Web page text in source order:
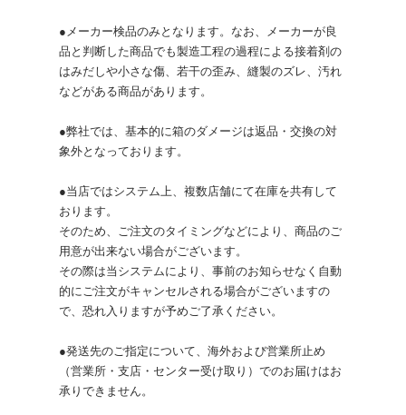
●メーカー検品のみとなります。なお、メーカーが良
品と判断した商品でも製造工程の過程による接着剤の
はみだしや小さな傷、若干の歪み、縫製のズレ、汚れ
などがある商品があります。
●弊社では、基本的に箱のダメージは返品・交換の対
象外となっております。
●当店ではシステム上、複数店舗にて在庫を共有して
おります。
そのため、ご注文のタイミングなどにより、商品のご
用意が出来ない場合がございます。
その際は当システムにより、事前のお知らせなく自動
的にご注文がキャンセルされる場合がございますの
で、恐れ入りますが予めご了承ください。
●発送先のご指定について、海外および営業所止め
（営業所・支店・センター受け取り）でのお届けはお
承りできません。